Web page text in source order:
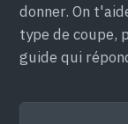
donner. On
type de coupe,
guide qui